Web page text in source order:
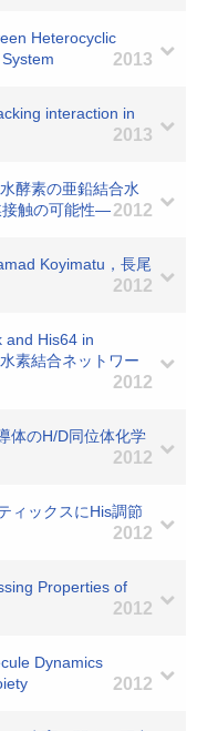
Heterocyclic
2013
interaction in
2013
酵素の亜鉛結合水
接触の可能性―2012
Koyimatu，長尾
2012
and His64 in
素結合ネットワー
2012
体のH/D同位体化学
2012
ィックスにHis調節
2012
Properties of
2012
Dynamics
2012